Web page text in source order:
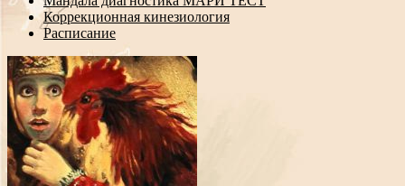
Коррекционная кинезиология
Расписание